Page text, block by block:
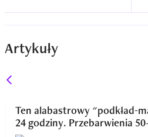
Artykuły
Ten alabastrowy "podkład-
24 godziny. Przebarwienia